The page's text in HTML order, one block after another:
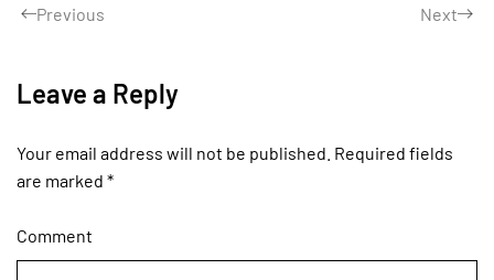
Previous Next
Leave a Reply
Your email address will not be published. Required fields
are marked *
Comment